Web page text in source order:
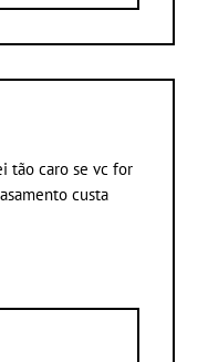
tão caro se vc for
custa